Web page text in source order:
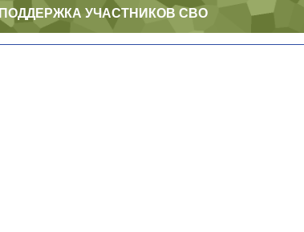
ПОДДЕРЖКА УЧАСТНИКОВ СВО